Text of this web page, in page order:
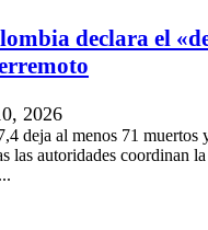
declara el
2026
deja al menos 71 muertos
las autoridades coordinan la